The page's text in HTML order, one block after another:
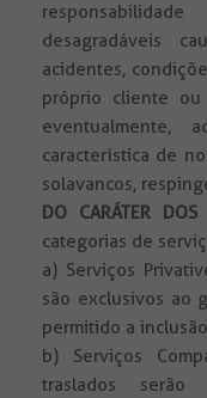
desagradáveis
acidentes,
próprio cliente ou
eventualmente,
característica de
solavancos,
DO CARÁTER DOS
categorias de
a) Serviços
são exclusivos ao
permitido a
b) Serviços
traslados